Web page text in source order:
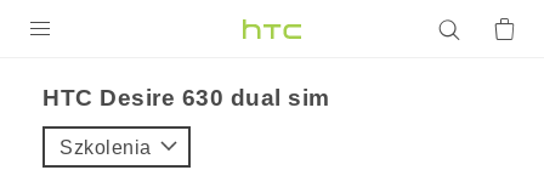
VIVE
HTC Desire 630 dual sim‎
Szkolenia